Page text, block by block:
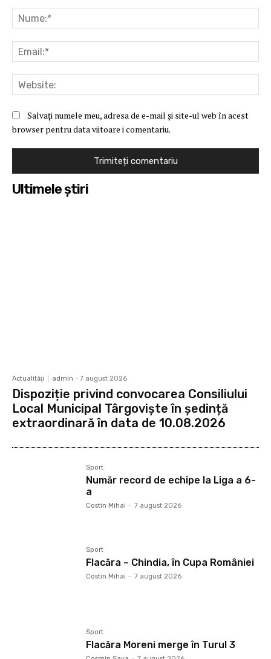
Salvați numele meu, adresa de e-mail și site-ul web în acest
browser pentru data viitoare i comentariu.
Ultimele ştiri
Actualităţi admin - 7 august 2026
Dispoziție privind convocarea Consiliului
Local Municipal Târgoviște în ședință
extraordinară în data de 10.08.2026
Sport
Număr record de echipe la Liga a 6-
a
Costin Mihai - 7 august 2026
Sport
Flacăra – Chindia, în Cupa României
Costin Mihai - 7 august 2026
Sport
Flacăra Moreni merge în Turul 3